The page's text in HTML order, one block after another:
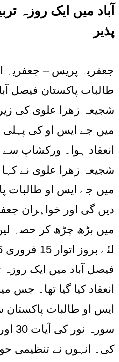
آباد میں ایک روزہ
پذیر
جعفریہ پریس – جعفریہ
طالبات پاکستان فیصل
شجیعہ زھرا علوی کی
میں جے ایس او کی پہلی
انعقاد ہوا۔ ورکشاپ
شجیعہ زھرا علوی نے
میں جے ایس او طالبات
دیں گی اور خواہران
میں بڑھ چڑھ کر حصہ
فیصل آباد میں ایک روزہ
انعقاد کیا گیا تھا۔ جس
ایس او طالبات
کی۔ انہوں نے تنظیمی